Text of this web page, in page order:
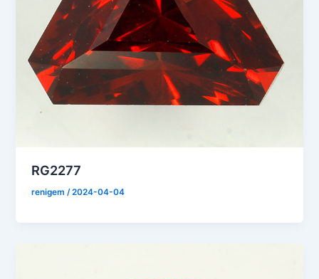
RG2277
renigem/2024-04-04